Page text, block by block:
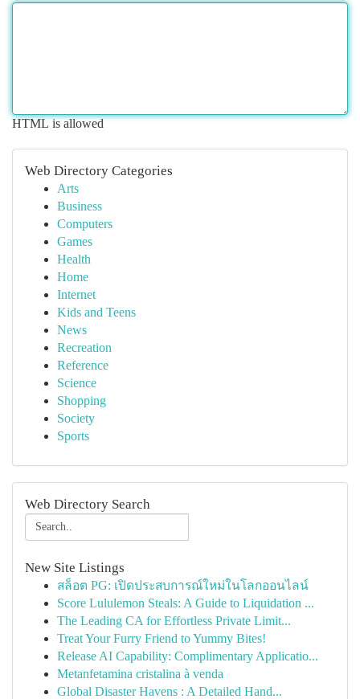
HTML is allowed
Web Directory Categories
Arts
Business
Computers
Games
Health
Home
Internet
Kids and Teens
News
Recreation
Reference
Science
Shopping
Society
Sports
Web Directory Search
New Site Listings
สล็อต PG: เปิดประสบการณ์ใหม่ในโลกออนไลน์
Score Lululemon Steals: A Guide to Liquidation ...
The Leading CA for Effortless Private Limit...
Treat Your Furry Friend to Yummy Bites!
Release AI Capability: Complimentary Applicatio...
Metanfetamina cristalina à venda
Global Disaster Havens : A Detailed Hand...